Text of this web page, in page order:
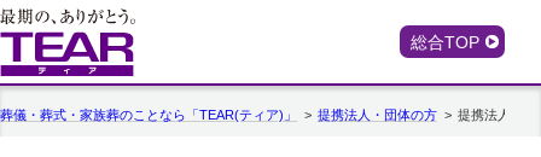
総合TOP
葬儀・葬式・家族葬のことなら「TEAR(ティア)」 提携法人・団体の方 提携法人・